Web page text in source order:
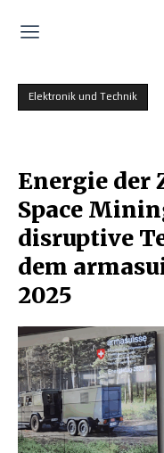
Elektronik und Technik
Energie der
Space
disruptive
dem
2025